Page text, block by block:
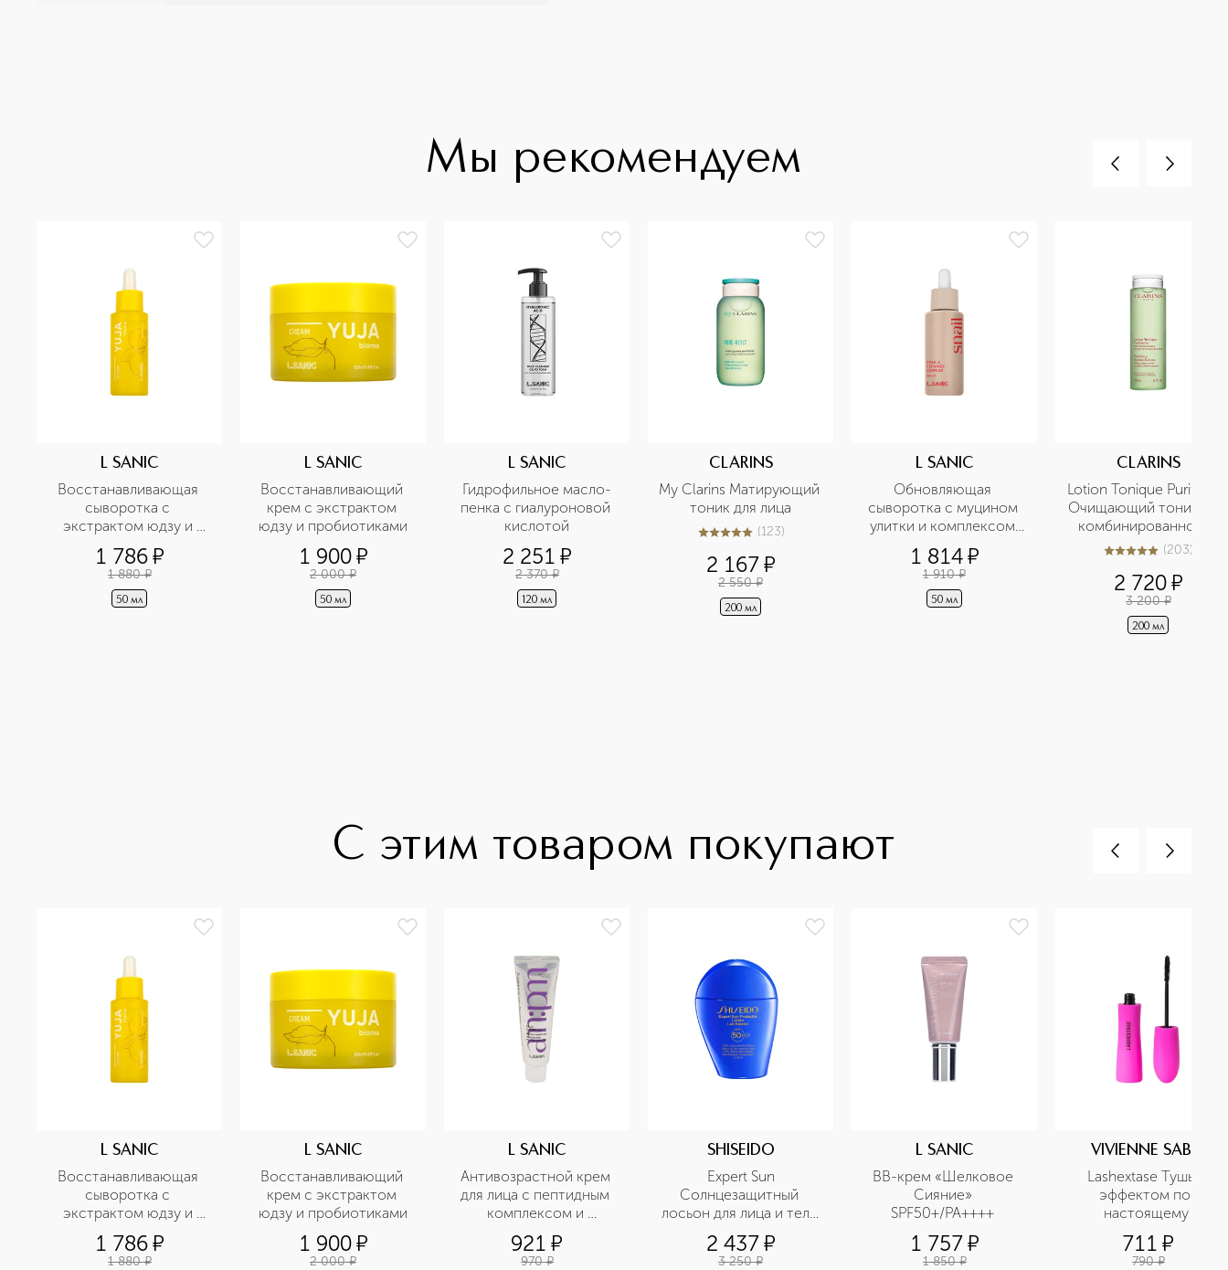
Мы рекомендуем
L SANIC
Восстанавливающая
сыворотка с
экстрактом юдзу и
пробиотиками
1 786¤
1 880 ¤
50 мл
L SANIC
Восстанавливающий
крем с экстрактом
юдзу и пробиотиками
1 900¤
2 000 ¤
50 мл
L SANIC
Гидрофильное масло-
пенка с гиалуроновой
кислотой
2 251 ¤
2 370 ¤
120 мл
CLARINS
My Clarins Матирующий
тоник для лица
5из 5123 (123)
2 167¤
2 550 ¤
200 мл
L SANIC
Обновляющая
сыворотка с муцином
улитки и комплексом
керамидов
1 814¤
1 910 ¤
50 мл
CLARINS
Lotion Tonique Purifiante
Очищающий тоник для
комбинированной и
жирной кожи
5из 5203 (203)
2 720¤
3 200 ¤
200 мл
С этим товаром покупают
L SANIC
Восстанавливающая
сыворотка с
экстрактом юдзу и
пробиотиками
1 786¤
1 880 ¤
L SANIC
Восстанавливающий
крем с экстрактом
юдзу и пробиотиками
1 900¤
2 000 ¤
L SANIC
Антивозрастной крем
для лица с пептидным
комплексом и
ретинилпальмитатом
921 ¤
970 ¤
SHISEIDO
Expert Sun
Солнцезащитный
лосьон для лица и тела
SPF 50+
2 437¤
3 250 ¤
L SANIC
ВВ-крем «Шелковое
Сияние»
1 757¤
1 850 ¤
VIVIENNE SABO
Lashextase Тушь с
эффектом по-
настоящему
невероятного объема
711 ¤
790 ¤